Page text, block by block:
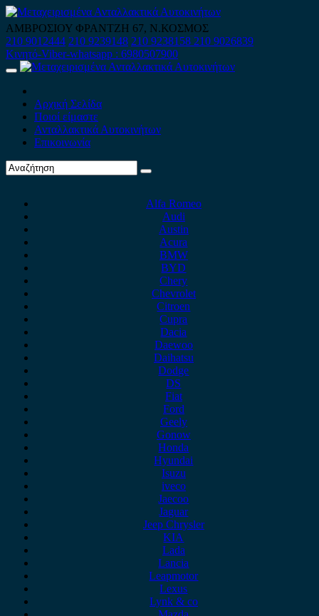
Skip
to
content
ΑΜΒΡΟΣΙΟΥ ΦΡΑΝΤΖΗ 67, Ν.ΚΟΣΜΟΣ
210 9012444 210 9239148 210 9238158 210 9026839
Κινητό-Viber-whatsapp : 6980507900
Primary
Αρχική Σελίδα
Ποιοί είμαστε
Ανταλλακτικά Αυτοκινήτων
Επικοινωνία
Alfa Romeo
Audi
Austin
Acura
BMW
BYD
Chery
Chevrolet
Citroen
Cupra
Dacia
Daewoo
Daihatsu
Dodge
DS
Fiat
Ford
Geely
Gonow
Honda
Hyundai
Isuzu
iveco
Jaecoo
Jaguar
Jeep Chrysler
KIA
Lada
Lancia
Leapmotor
Lexus
Lynk & co